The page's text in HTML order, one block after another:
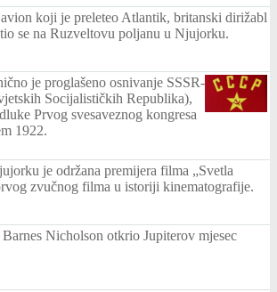
koji je preleteo Atlantik, britanski dirižabl
se na Ruzveltovu poljanu u Njujorku.
je proglašeno osnivanje SSSR-
Socijalističkih Republika),
Prvog svesaveznog kongresa
1922.
je održana premijera filma „Svetla
zvučnog filma u istoriji kinematografije.
Barnes Nicholson otkrio Jupiterov mjesec